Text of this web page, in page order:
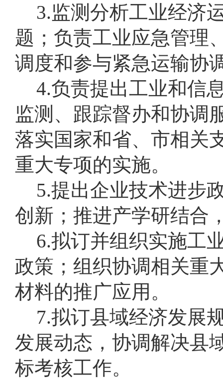
3.监测分析工业经济
题；负责工业应急管理
调度和参与紧急运输协
4.负责提出工业和信
监测、跟踪督办和协调
落实国家和省、市相关
重大专项的实施。
5.提出企业技术进步
创新；推进产学研结合
6.拟订并组织实施工
政策；组织协调相关重
材料的推广应用。
7.拟订县域经济发展
发展动态，协调解决县
标考核工作。